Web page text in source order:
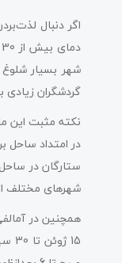
اگر دنبال
شهر بسیار شلوغ
گردشگران زیادی
نکته مثبت این
شهرهای مختلف
همچنین در